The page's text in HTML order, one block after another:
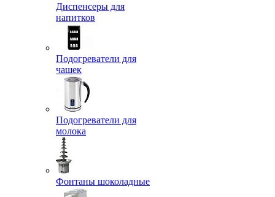
Диспенсеры для
напитков
Подогреватели для
чашек
Подогреватели для
молока
Фонтаны шоколадные